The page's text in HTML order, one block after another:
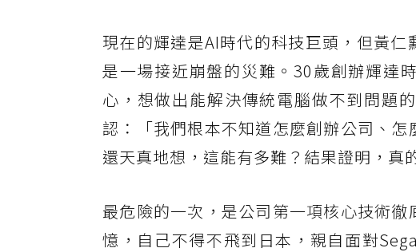
現在的輝達是AI時代的科技巨頭，但黃
是一場接近崩盤的災難。30歲創辦輝達
心，想做出能解決傳統電腦做不到問題
認：「我們根本不知道怎麼創辦公司、
還天真地想，這能有多難？結果證明，真
最危險的一次，是公司第一項核心技術
憶，自己不得不飛到日本，親自面對